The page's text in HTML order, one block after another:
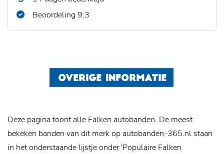
Beoordeling 9,3
OVERIGE INFORMATIE
Deze pagina toont alle Falken autobanden. De meest
bekeken banden van dit merk op autobanden-365.nl staan
in het onderstaande lijstje onder 'Populaire Falken